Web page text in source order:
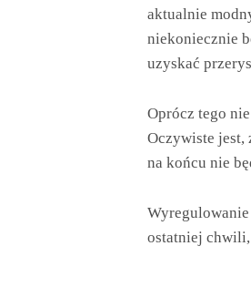
aktualnie
niekoniecznie
uzyskać
Oprócz tego
Oczywiste jest,
na końcu nie
ostatniej chwili,